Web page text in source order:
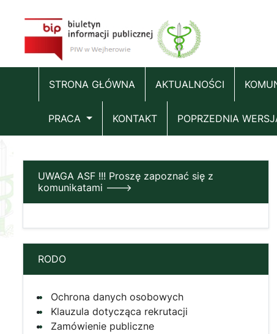
STRONA GŁÓWNA AKTUALNOŚCI
PRACA KONTAKT POPRZEDNIA
UWAGA ASF !!! Proszę zapoznać się z
komunikatami --->
RODO
Ochrona danych osobowych
Klauzula dotycząca rekrutacji
Zamówienie publiczne